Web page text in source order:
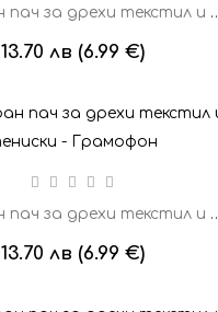
Бродиран пач за
13.70 лв (6.99 €)
Бродиран пач за дрехи
13.70 лв (6.99 €)